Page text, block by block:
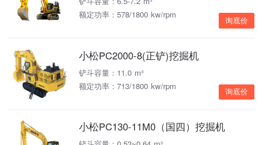
额定功率：578/1800 kw/rpm
询底价
小松PC2000-8(正铲)挖掘机
铲斗容量：11.0 m³
额定功率：713/1800 kw/rpm
询底价
小松PC130-11M0（国四）挖掘机